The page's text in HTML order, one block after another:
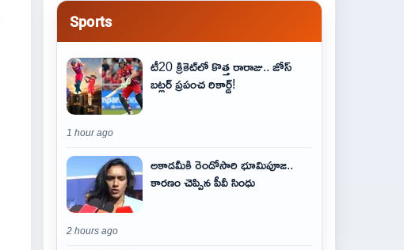
Sports
టీ20 క్రికెట్‌లో కొత్త రారాజు.. జోస్
బట్లర్ ప్ర‌పంచ రికార్డ్‌!
1 hour ago
అకాడమీకి రెండోసారి భూమిపూజ..
కారణం చెప్పిన పీవీ సింధు
2 hours ago